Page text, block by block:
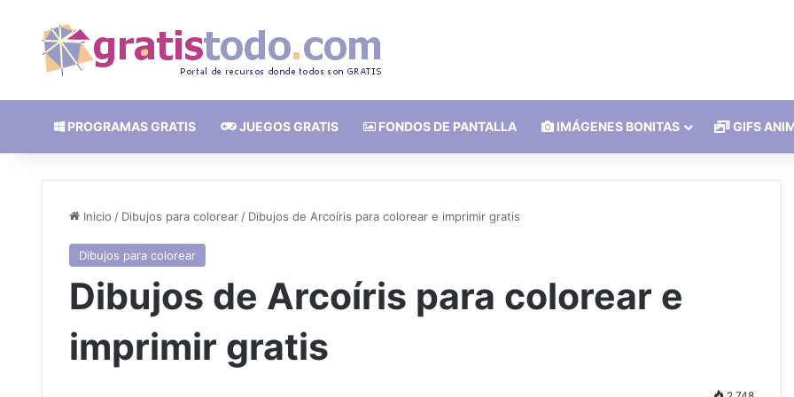
PROGRAMAS GRATIS JUEGOS GRATIS FONDOS DE PANTALLA IMÁGENES BONITAS GIFS
Inicio / Dibujos para colorear / Dibujos de Arcoíris para colorear e imprimir gratis
Dibujos para colorear
Dibujos de Arcoíris para colorear e
imprimir gratis